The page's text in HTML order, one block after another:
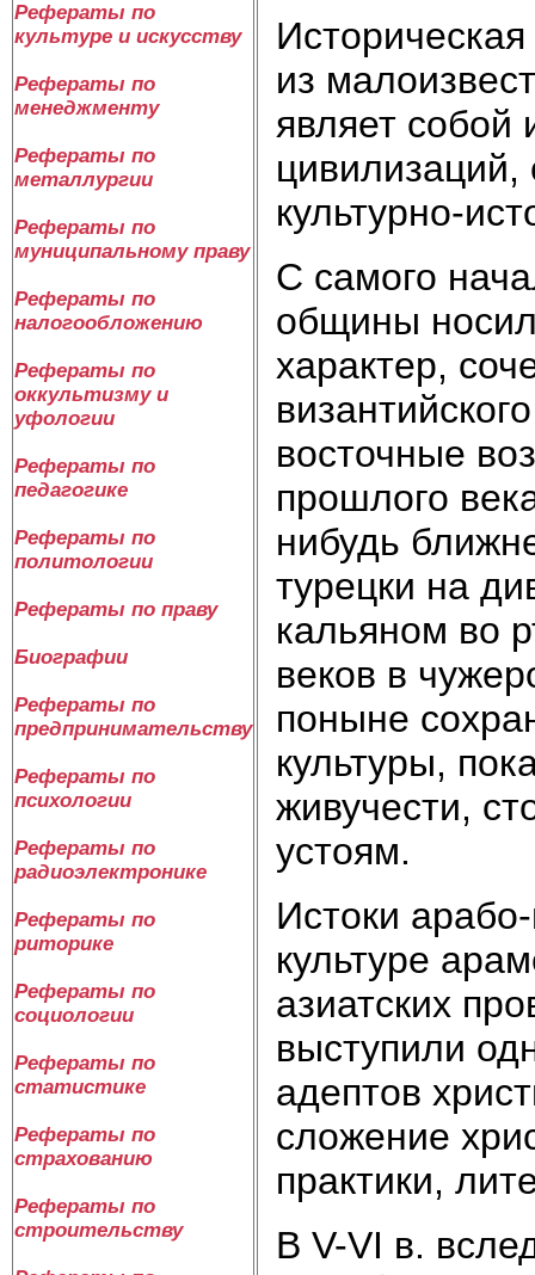
Рефераты по
культуре и искусству
Рефераты по
менеджменту
Рефераты по
металлургии
Рефераты по
муниципальному праву
Рефераты по
налогообложению
Рефераты по
оккультизму и
уфологии
Рефераты по
педагогике
Рефераты по
политологии
Рефераты по праву
Биографии
Рефераты по
предпринимательству
Рефераты по
психологии
Рефераты по
радиоэлектронике
Рефераты по
риторике
Рефераты по
социологии
Рефераты по
статистике
Рефераты по
страхованию
Рефераты по
строительству
из
являет собой
цивилизаций,
культурно-
С самого
общины
характер,
восточные
прошлого
нибудь
турецки на
кальяном во
веков в
поныне
культуры,
живучести,
устоям.
Истоки
культуре
азиатских
выступили
адептов
сложение
практики,
В V-VI в.